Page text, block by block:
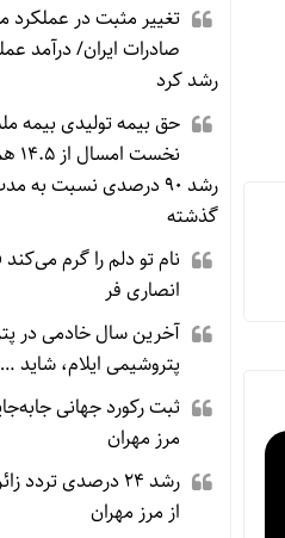
تغییر مثبت در عملکرد
رشد کرد
حق بیمه تولیدی بیمه
رشد ۹۰ درصدی نسبت به
گذشته
نام تو دلم را گرم
انصاری فر
آخرین سال خادمی در
پتروشیمی ایلام، شاید …
ثبت رکورد جهانی
مرز مهران
رشد ۲۴ درصدی تردد
از مرز مهران